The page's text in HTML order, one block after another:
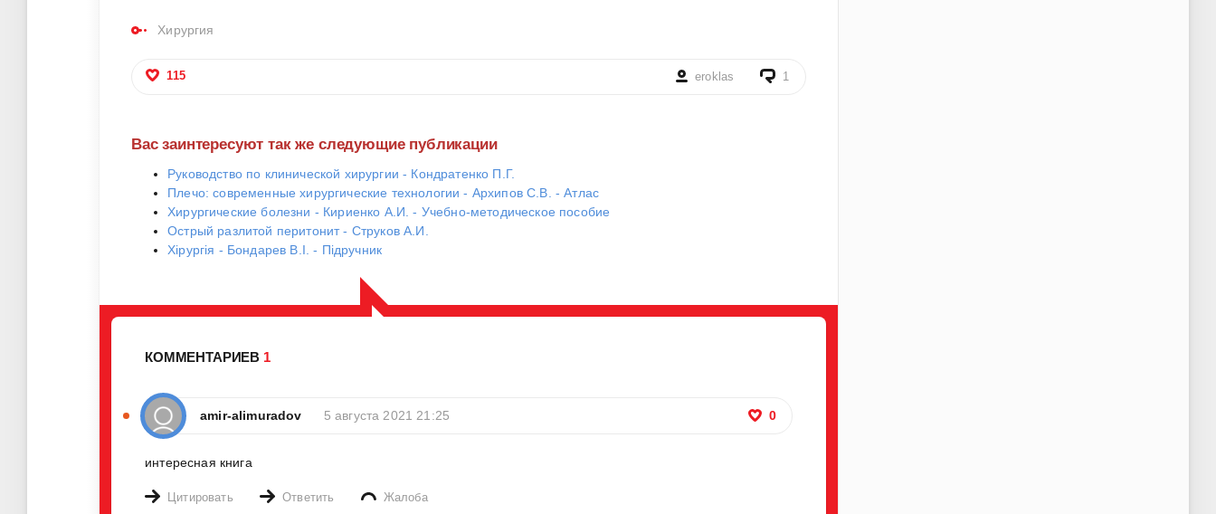
Хирургия
115 eroklas 1
Вас заинтересуют так же следующие публикации
Руководство по клинической хирургии - Кондратенко П.Г.
Плечо: современные хирургические технологии - Архипов С.В. - Атлас
Хирургические болезни - Кириенко А.И. - Учебно-методическое пособие
Острый разлитой перитонит - Струков А.И.
Хірургія - Бондарев В.І. - Підручник
КОММЕНТАРИЕВ 1
amir-alimuradov 5 августа 2021 21:25 0
интересная книга
Цитировать Ответить Жалоба